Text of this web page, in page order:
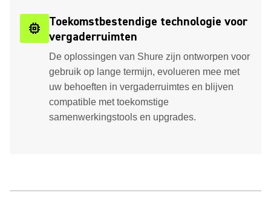
memory
Toekomstbestendige technologie voor
vergaderruimten
De oplossingen van Shure zijn ontworpen voor
gebruik op lange termijn, evolueren mee met
uw behoeften in vergaderruimtes en blijven
compatible met toekomstige
samenwerkingstools en upgrades.